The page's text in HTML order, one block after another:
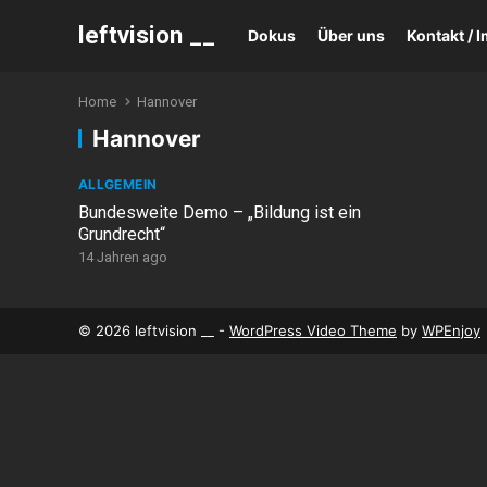
leftvision __ Dokus Über uns Kontakt /
Home Hannover
Hannover
ALLGEMEIN
Bundesweite Demo – „Bildung ist ein
Grundrecht“
14 Jahren ago
© 2026 leftvision __ - WordPress Video Theme by WPEnjoy